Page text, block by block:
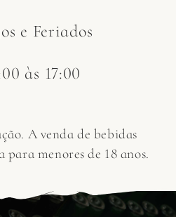
e Feriados
às 17:00
A venda de bebidas
menores de 18 anos.